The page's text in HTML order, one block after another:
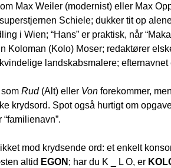
Max Weiler (modernist) eller Max
Schiele; dukker tit op
i Wien; “Hans” er praktisk, når
Koloman (Kolo) Moser; redaktører
landskabs­malere;
Rud(Alt) eller Von forekommer,
krydsord. Spot også hurtigt om
“familienavn”.
mod krydsende ord: et enkelt
altid EGON ; har du K _ L O, er